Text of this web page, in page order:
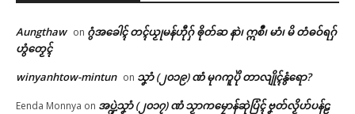
Aungthaw on ဂွံအခေါၚ် တၚ်ယၟုမန်ဟီုဂှ် ၜိုတ်ဆ နာဲ၊ ဣစဳ၊ မာံ၊ မိ တံဓဝ်ရဂှ်
ဟွံတၟေၚ်
winyanhtow-mintun on သၞာံ (၂၀၁၉) ဏံ မုဂကူပိုဲ တာလျိုၚ်နွံရော?
Eenda Monnya on အပ္ဍဲသၞာံ (၂၀၁၇) ဏံ သၟာကမၠောန်ဆုဲပြံၚ် ဗၞတ်လၟိဟ်ပန်ဠ